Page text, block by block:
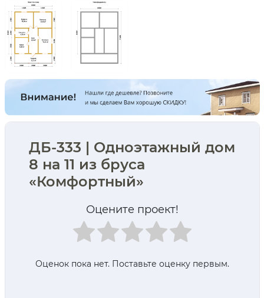
ДБ-333 | Одноэтажный дом
8 на 11 из бруса
«Комфортный»
Оцените проект!
Оценок пока нет. Поставьте оценку первым.